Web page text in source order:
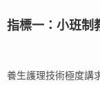
指標一：小班制
養生護理技術極度講